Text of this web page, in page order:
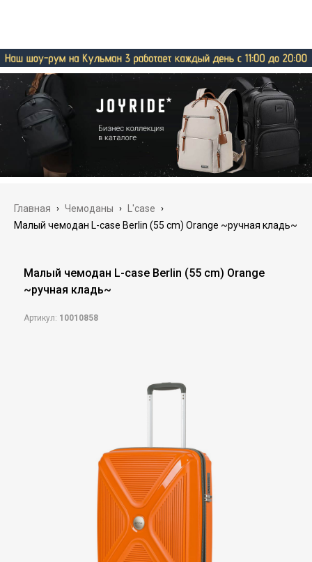
Главная › Чемоданы › L'case ›
Малый чемодан L-case Berlin (55 cm) Orange ~ручная кладь~
Малый чемодан L-case Berlin (55 cm) Orange
~ручная кладь~
Артикул: 10010858